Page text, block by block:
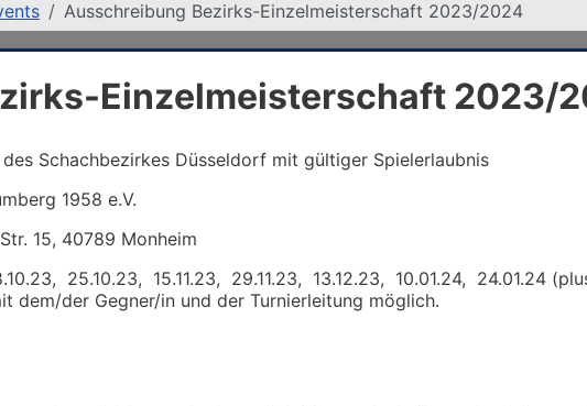
Ausschreibung Bezirks-Einzelmeisterschaft 2023/2024
Einzelmeisterschaft 2023/
Schachbezirkes Düsseldorf mit gültiger Spielerlaubnis
1958 e.V.
15, 40789 Monheim
25.10.23, 15.11.23, 29.11.23, 13.12.23, 10.01.24, 24.01.24
dem/der Gegner/in und der Turnierleitung möglich.